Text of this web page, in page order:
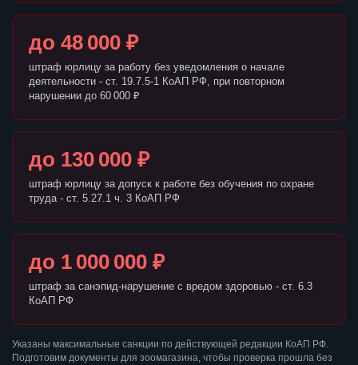
до 48 000 ₽
штраф юрлицу за работу без уведомления о начале
деятельности - ст. 19.7.5-1 КоАП РФ, при повторном
нарушении до 60 000 ₽
до 130 000 ₽
штраф юрлицу за допуск к работе без обучения по охране
труда - ст. 5.27.1 ч. 3 КоАП РФ
до 1 000 000 ₽
штраф за санэпид-нарушение с вредом здоровью - ст. 6.3
КоАП РФ
Указаны максимальные санкции по действующей редакции КоАП РФ.
Подготовим документы для зоомагазина, чтобы проверка прошла без